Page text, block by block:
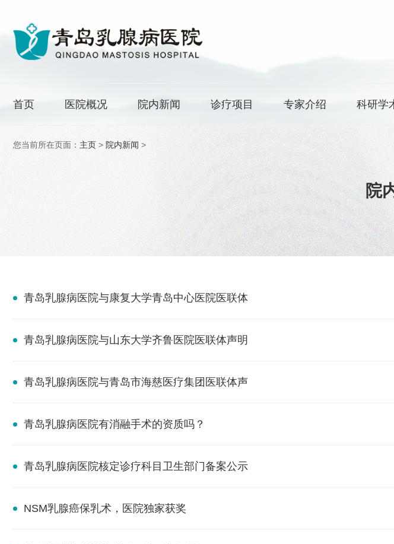
首页 医院概况 院内新闻 诊疗项目 专家介绍 科研学
您当前所在页面： 主页 > 院内新闻 >
院
青岛乳腺病医院与康复大学青岛中心医院医联体
青岛乳腺病医院与山东大学齐鲁医院医联体声明
青岛乳腺病医院与青岛市海慈医疗集团医联体声
青岛乳腺病医院有消融手术的资质吗？
青岛乳腺病医院核定诊疗科目卫生部门备案公示
NSM乳腺癌保乳术，医院独家获奖